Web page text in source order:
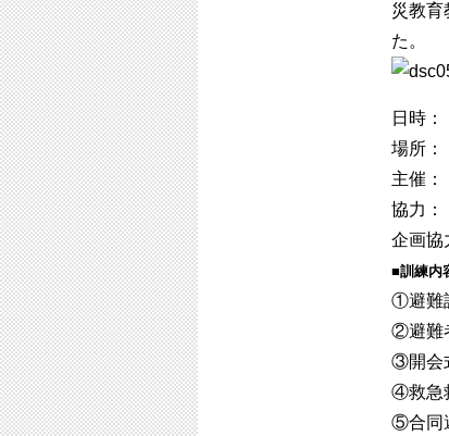
災教育
た。
日時
場所
主催
協力
企画
■訓練内
①避難
②避難
③開会
④救急
⑤合同